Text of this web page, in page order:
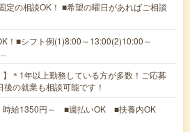
定の相談OK！ ■希望の曜日があればご相談
！■シフト例(1)8:00～13:00(2)10:00～
】＊1年以上勤務している方が多数！ご応募
の就業も相談可能です！
時給1350円～ ■週払いOK ■扶養内OK